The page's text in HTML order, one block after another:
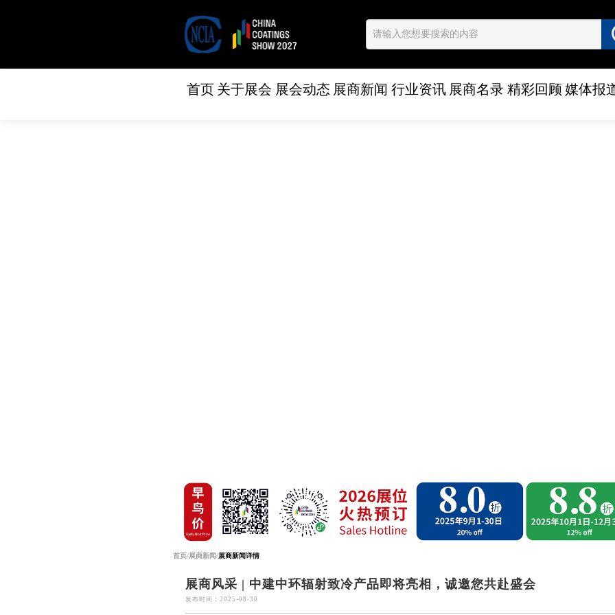
首页 关于展会 展会动态 展商新闻 行业资讯 展商名录 精彩回顾 媒体报
首页/展商新闻/展商新闻详情
展商风采 | 中建中环辐射致冷产品即将亮相，诚邀您共赴盛会
发布时间：2025-08-30